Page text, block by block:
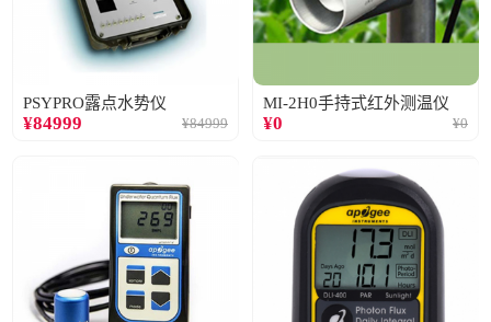
PSYPRO露点水势仪
¥84999 ¥84999
MI-2H0手持式红外测温仪
¥0 ¥0